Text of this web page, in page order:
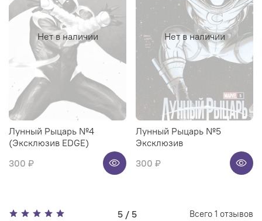
Нет в наличии
Лунный Рыцарь №4
(Эксклюзив EDGE)
300 ₽
Нет в наличии
Лунный Рыцарь №5
Эксклюзив
300 ₽
5 / 5 Всего 1 отзывов